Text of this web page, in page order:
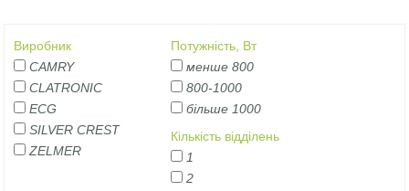
Виробник
CAMRY
CLATRONIC
ECG
SILVER CREST
ZELMER
Потужність, Вт
менше 800
800-1000
більше 1000
Кількість відділень
1
2